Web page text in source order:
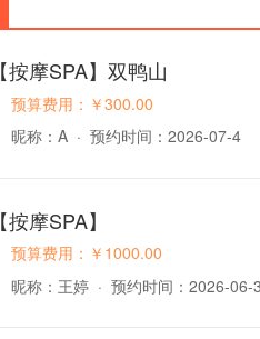
【按摩SPA】双鸭山
预算费用：￥300.00
昵称：A · 预约时间：2026-07-4
【按摩SPA】
预算费用：￥1000.00
昵称：王婷 · 预约时间：2026-06-